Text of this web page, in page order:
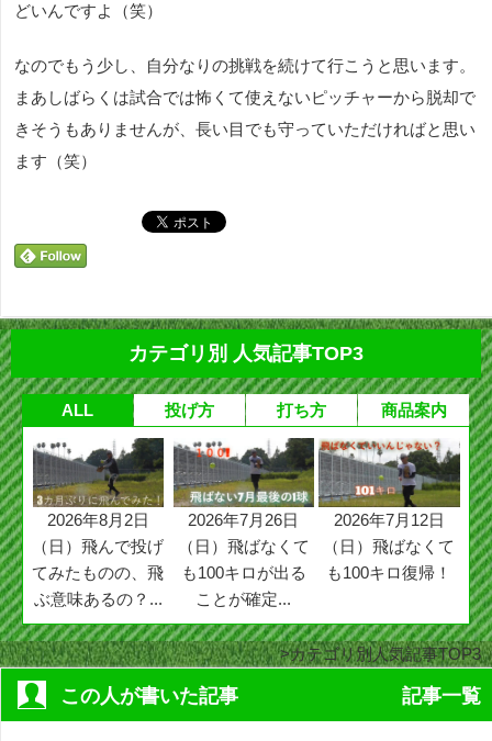
どいんですよ（笑）
なのでもう少し、自分なりの挑戦を続けて行こうと思います。
まあしばらくは試合では怖くて使えないピッチャーから脱却で
きそうもありませんが、長い目でも守っていただければと思い
ます（笑）
カテゴリ別 人気記事TOP3
ALL 投げ方 打ち方 商品案内
2026年8月2日
（日）飛んで投げ
てみたものの、飛
ぶ意味あるの？...
2026年7月26日
（日）飛ばなくて
も100キロが出る
ことが確定...
2026年7月12日
（日）飛ばなくて
も100キロ復帰！
カテゴリ別人気記事TOP3
この人が書いた記事 記事一覧